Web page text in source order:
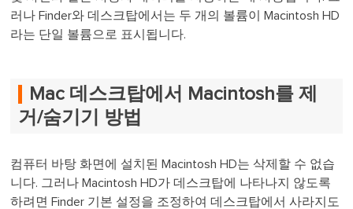
러나 Finder와 데스크탑에서는 두 개의 볼륨이 Macintosh HD
라는 단일 볼륨으로 표시됩니다.
Mac 데스크탑에서 Macintosh를 제
거/숨기기 방법
컴퓨터 바탕 화면에 설치된 Macintosh HD는 삭제할 수 없습
니다. 그러나 Macintosh HD가 데스크탑에 나타나지 않도록
하려면 Finder 기본 설정을 조정하여 데스크탑에서 사라지도